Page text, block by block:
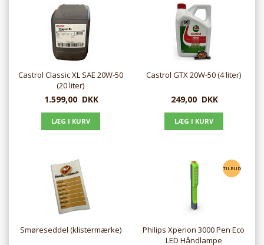
Castrol Classic XL SAE 20W-50
(20 liter)
1.599,00 DKK
Castrol GTX 20W-50 (4 liter)
249,00 DKK
Smøreseddel (klistermærke)
TILBUD
Philips Xperion 3000 Pen Eco
LED Håndlampe